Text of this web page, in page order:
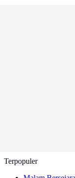
Terpopuler